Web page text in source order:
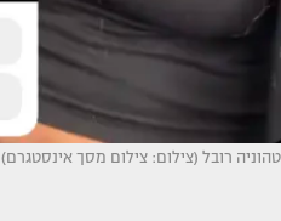
טהוניה רובל (צילום: צילום מסך אינסטגרם)